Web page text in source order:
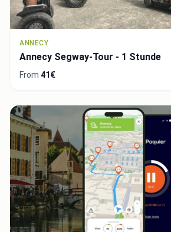
ANNECY
Annecy Segway-Tour - 1 Stunde
From 41€